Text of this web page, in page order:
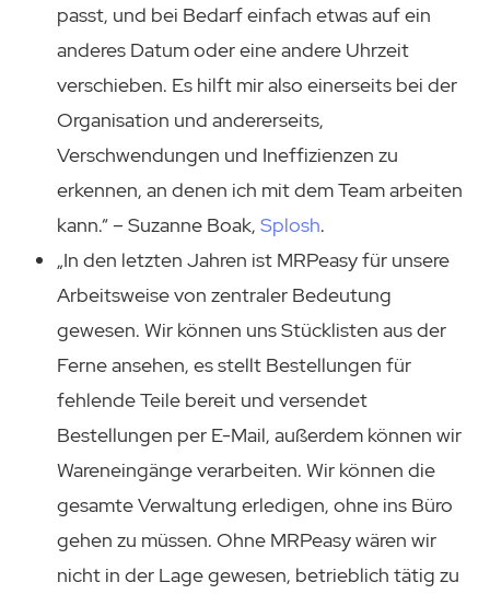
passt, und bei Bedarf einfach etwas auf ein
anderes Datum oder eine andere Uhrzeit
verschieben. Es hilft mir also einerseits bei der
Organisation und andererseits,
Verschwendungen und Ineffizienzen zu
erkennen, an denen ich mit dem Team arbeiten
kann.“ – Suzanne Boak, Splosh.
„In den letzten Jahren ist MRPeasy für unsere
Arbeitsweise von zentraler Bedeutung
gewesen. Wir können uns Stücklisten aus der
Ferne ansehen, es stellt Bestellungen für
fehlende Teile bereit und versendet
Bestellungen per E-Mail, außerdem können wir
Wareneingänge verarbeiten. Wir können die
gesamte Verwaltung erledigen, ohne ins Büro
gehen zu müssen. Ohne MRPeasy wären wir
nicht in der Lage gewesen, betrieblich tätig zu